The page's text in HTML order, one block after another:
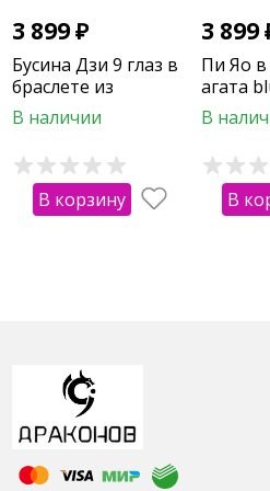
3 899₽
Бусина Дзи 9 глаз в
браслете из
кристалла "Аврора"
(граненый)
В наличии
В корзину
3 899
Пи Яо в
агата
В
В